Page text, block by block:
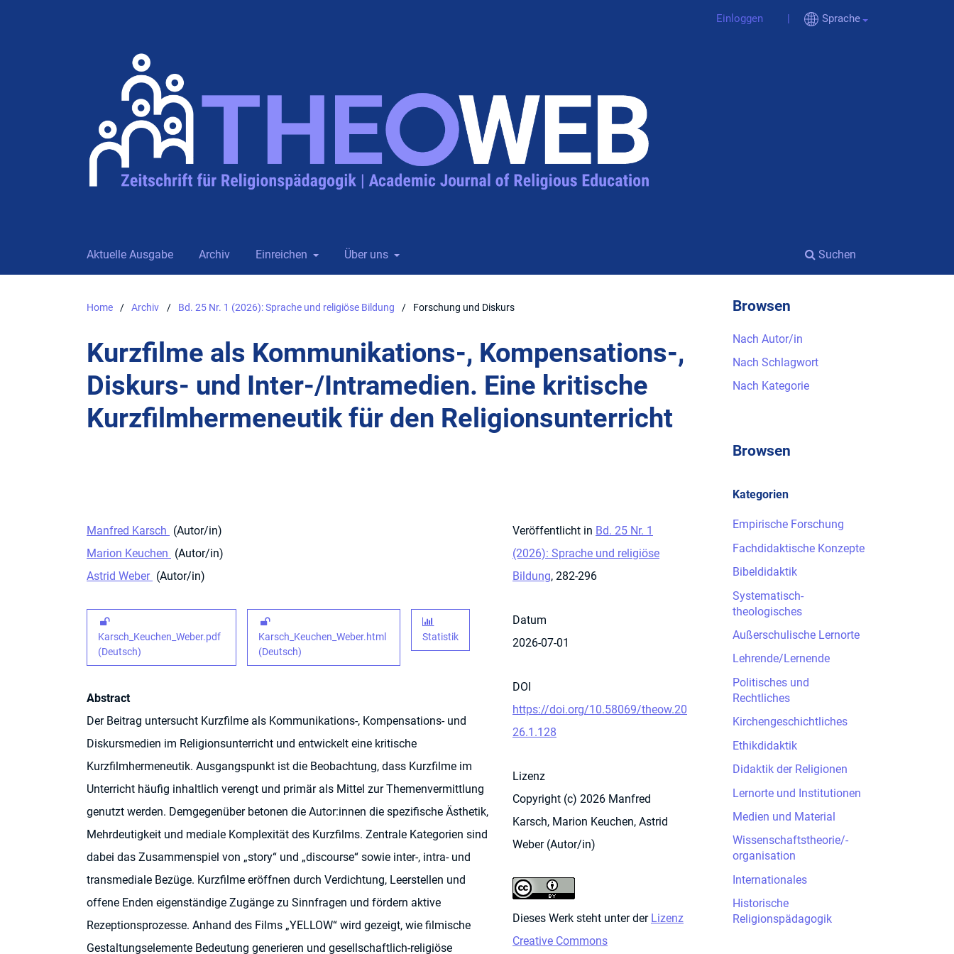
Aktuelle Ausgabe Archiv Einreichen Über uns Suchen
Einloggen Sprache
Home / Archiv / Bd. 25 Nr. 1 (2026): Sprache und religiöse Bildung / Forschung und Diskurs
Kurzfilme als Kommunikations-, Kompensations-,
Diskurs- und Inter-/Intramedien. Eine kritische
Kurzfilmhermeneutik für den Religionsunterricht
Manfred Karsch Autor/in
Marion Keuchen Autor/in
Astrid Weber Autor/in
Karsch_Keuchen_Weber.pdf
(Deutsch)
Karsch_Keuchen_Weber.html
(Deutsch)
Statistik
Abstract
Der Beitrag untersucht Kurzfilme als Kommunikations-, Kompensations- und
Diskursmedien im Religionsunterricht und entwickelt eine kritische
Kurzfilmhermeneutik. Ausgangspunkt ist die Beobachtung, dass Kurzfilme im
Unterricht häufig inhaltlich verengt und primär als Mittel zur Themenvermittlung
genutzt werden. Demgegenüber betonen die Autor:innen die spezifische Ästhetik,
Mehrdeutigkeit und mediale Komplexität des Kurzfilms. Zentrale Kategorien sind
dabei das Zusammenspiel von „story“ und „discourse“ sowie inter-, intra- und
transmediale Bezüge. Kurzfilme eröffnen durch Verdichtung, Leerstellen und
offene Enden eigenständige Zugänge zu Sinnfragen und fördern aktive
Rezeptionsprozesse. Anhand des Films „YELLOW“ wird gezeigt, wie filmische
Gestaltungselemente Bedeutung generieren und gesellschaftlich-religiöse
Veröffentlicht in Bd. 25 Nr. 1
(2026): Sprache und religiöse
Bildung, 282-296
Datum
2026-07-01
DOI
https://doi.org/10.58069/theow.20
26.1.128
Lizenz
Copyright (c) 2026 Manfred
Karsch, Marion Keuchen, Astrid
Weber (Autor/in)
Dieses Werk steht unter der Lizenz
Creative Commons
Browsen
Nach Autor/in
Nach Schlagwort
Nach Kategorie
Browsen
Kategorien
Empirische Forschung
Fachdidaktische Konzepte
Bibeldidaktik
Systematisch-
theologisches
Außerschulische Lernorte
Lehrende/Lernende
Politisches und
Rechtliches
Kirchengeschichtliches
Ethikdidaktik
Didaktik der Religionen
Lernorte und Institutionen
Medien und Material
Wissenschaftstheorie/-
organisation
Internationales
Historische
Religionspädagogik